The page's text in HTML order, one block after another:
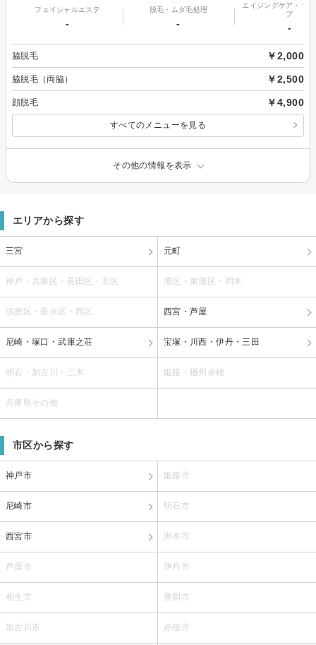
フェイシャルエステ
-
脱毛・ムダ毛処理
-
エイジングケア・リ
プ
-
脇脱毛 ￥2,000
脇脱毛（両脇） ￥2,500
顔脱毛 ￥4,900
すべてのメニューを見る
その他の情報を表示
エリアから探す
三宮 元町
神戸・兵庫区・長田区・北区 灘区・東灘区・岡本
須磨区・垂水区・西区 西宮・芦屋
尼崎・塚口・武庫之荘 宝塚・川西・伊丹・三田
明石・加古川・三木 姫路・播州赤穂
兵庫県その他
市区から探す
神戸市 姫路市
尼崎市 明石市
西宮市 洲本市
芦屋市 伊丹市
相生市 豊岡市
加古川市 赤穂市